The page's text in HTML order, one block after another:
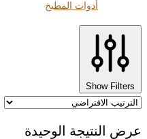
أدوات المطبخ
Show Filters
عرض النتيجة الوحيدة